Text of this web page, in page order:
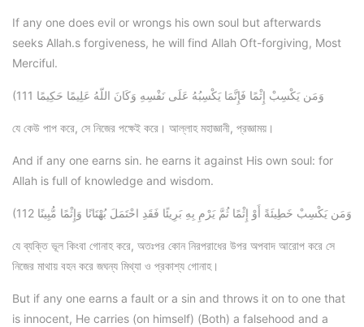
If any one does evil or wrongs his own soul but afterwards
seeks Allah.s forgiveness, he will find Allah Oft-forgiving, Most
Merciful.
(111 وَمَن يَكْسِبْ إِثْمًا فَإِنَّمَا يَكْسِبُهُ عَلَى نَفْسِهِ وَكَانَ اللّهُ عَلِيمًا حَكِيمًا
যে কেউ পাপ করে, সে নিজের পক্ষেই করে। আল্লাহ মহাজ্ঞানী, প্রজ্ঞাময়।
And if any one earns sin. he earns it against His own soul: for
Allah is full of knowledge and wisdom.
(112 وَمَن يَكْسِبْ خَطِيئَةً أَوْ إِثْمًا ثُمَّ يَرْمِ بِهِ بَرِيئًا فَقَدِ احْتَمَلَ بُهْتَانًا وَإِثْمًا مُّبِينًا
যে ব্যক্তি ভূল কিংবা গোনাহ করে, অতঃপর কোন নিরপরাধের উপর অপবাদ আরোপ করে সে
নিজের মাথায় বহন করে জঘন্য মিথ্যা ও প্রকাশ্য গোনাহ।
But if any one earns a fault or a sin and throws it on to one that
is innocent, He carries (on himself) (Both) a falsehood and a